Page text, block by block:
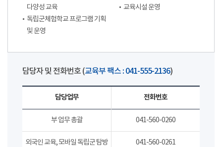
다양성 교육
독립군체험학교 프로그램 기획
및 운영
교육시설 운영
담당자 및 전화번호 (교육부 팩스 : 041-555-2136)
담당업무 전화번호
부 업무 총괄 041-560-0260
외국인 교육, 모바일 독립군 탐방 041-560-0261